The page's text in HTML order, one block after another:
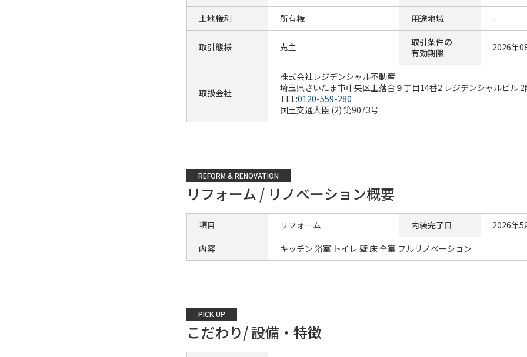
土地権利
所有権 用途地域 -
取引態様 売主
取引条件の
有効期限
2026年
取扱会社
株式会社レジデンシャル不動産
埼玉県さいたま市中央区上落合９丁目14番2 レジデンシャルビル 2
TEL:0120-559-280
国土交通大臣 (2) 第9073号
REFORM & RENOVATION
リフォーム / リノベーション概要
項目 リフォーム 内装完了日
2026年5
内容
キッチン 浴室 トイレ 壁 床 全室 フルリノベーション
PICK UP
こだわり/ 設備・特徴